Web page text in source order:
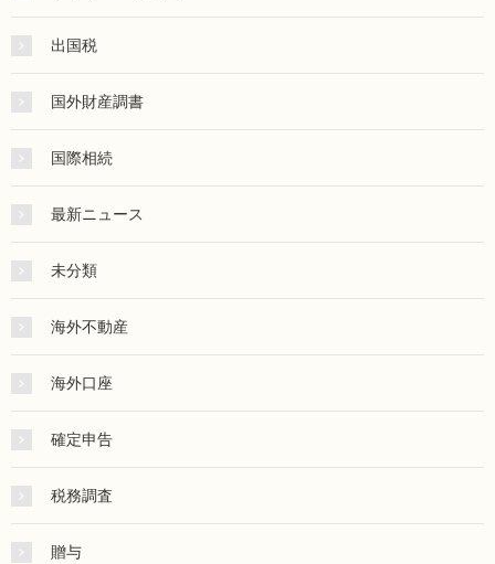
出国税
国外財産調書
国際相続
最新ニュース
未分類
海外不動産
海外口座
確定申告
税務調査
贈与